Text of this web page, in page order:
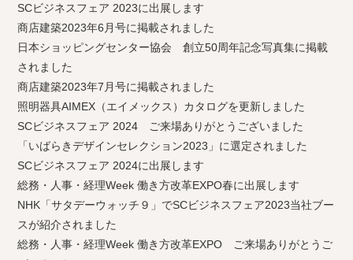
SCビジネスフェア 2023に出展します
商店建築2023年6月号に掲載されました
日本ショッピングセンター協会 創立50周年記念写真集に掲載
されました
商店建築2023年7月号に掲載されました
照明器具AIMEX（エイメックス）カタログを更新しました
SCビジネスフェア 2024 ご来場ありがとうございました
「いばらきデザインセレクション2023」に選定されました
SCビジネスフェア 2024に出展します
総務・人事・経理Week 働き方改革EXPO春に出展します
NHK「サタデーウォッチ９」でSCビジネスフェア2023当社ブー
スが紹介されました
総務・人事・経理Week 働き方改革EXPO ご来場ありがとうご